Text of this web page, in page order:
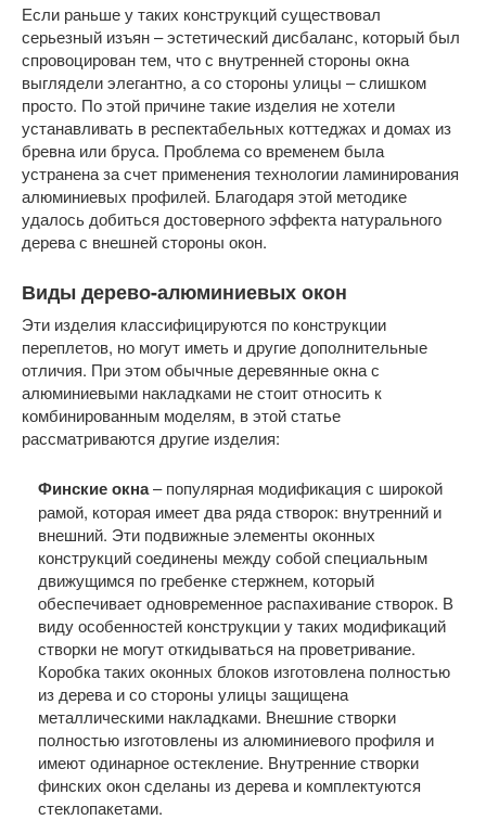
Если раньше у таких конструкций существовал
серьезный изъян – эстетический дисбаланс, который был
спровоцирован тем, что с внутренней стороны окна
выглядели элегантно, а со стороны улицы – слишком
просто. По этой причине такие изделия не хотели
устанавливать в респектабельных коттеджах и домах из
бревна или бруса. Проблема со временем была
устранена за счет применения технологии ламинирования
алюминиевых профилей. Благодаря этой методике
удалось добиться достоверного эффекта натурального
дерева с внешней стороны окон.
Виды дерево-алюминиевых окон
Эти изделия классифицируются по конструкции
переплетов, но могут иметь и другие дополнительные
отличия. При этом обычные деревянные окна с
алюминиевыми накладками не стоит относить к
комбинированным моделям, в этой статье
рассматриваются другие изделия:
Финские окна– популярная модификация с широкой
рамой, которая имеет два ряда створок: внутренний и
внешний. Эти подвижные элементы оконных
конструкций соединены между собой специальным
движущимся по гребенке стержнем, который
обеспечивает одновременное распахивание створок. В
виду особенностей конструкции у таких модификаций
створки не могут откидываться на проветривание.
Коробка таких оконных блоков изготовлена полностью
из дерева и со стороны улицы защищена
металлическими накладками. Внешние створки
полностью изготовлены из алюминиевого профиля и
имеют одинарное остекление. Внутренние створки
финских окон сделаны из дерева и комплектуются
стеклопакетами.